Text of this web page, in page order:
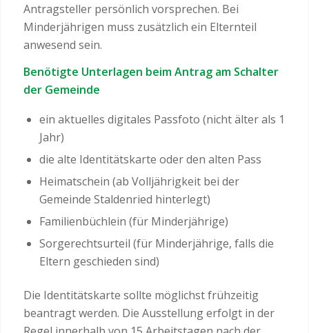
Antragsteller persönlich vorsprechen. Bei
Minderjährigen muss zusätzlich ein Elternteil
anwesend sein.
Benötigte Unterlagen beim Antrag am Schalter
der Gemeinde
ein aktuelles digitales Passfoto (nicht älter als 1
Jahr)
die alte Identitätskarte oder den alten Pass
Heimatschein (ab Volljährigkeit bei der
Gemeinde Staldenried hinterlegt)
Familienbüchlein (für Minderjährige)
Sorgerechtsurteil (für Minderjährige, falls die
Eltern geschieden sind)
Die Identitätskarte sollte möglichst frühzeitig
beantragt werden. Die Ausstellung erfolgt in der